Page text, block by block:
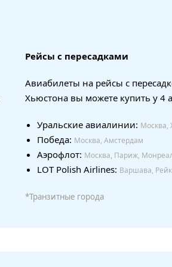
Рейсы с пересадками
Авиабилеты на рейсы с
Хьюстона вы можете купить у 4
Уральские авиалинии: Москва,
Победа: Москва, Амстердам
Аэрофлот: Москва, Париж,
LOT Polish Airlines: Варшава,
*Транзитные города